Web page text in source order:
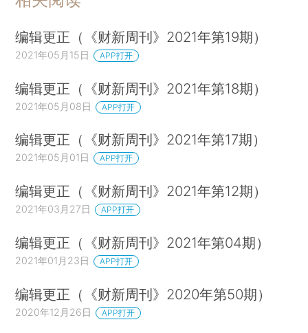
编辑更正（《财新周刊》2021年第19期）
2021年05月15日 APP打开
编辑更正（《财新周刊》2021年第18期）
2021年05月08日 APP打开
编辑更正（《财新周刊》2021年第17期）
2021年05月01日 APP打开
编辑更正（《财新周刊》2021年第12期）
2021年03月27日 APP打开
编辑更正（《财新周刊》2021年第04期）
2021年01月23日 APP打开
编辑更正（《财新周刊》2020年第50期）
2020年12月26日 APP打开